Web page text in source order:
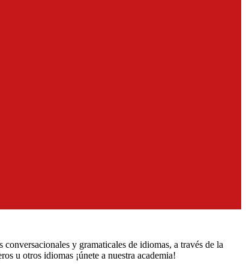
y gramaticales de idiomas, a través de la
u otros idiomas ¡únete a nuestra academia!